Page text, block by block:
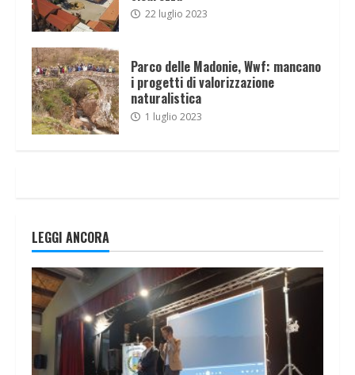
22 luglio 2023
Parco delle Madonie, Wwf: mancano
i progetti di valorizzazione
naturalistica
1 luglio 2023
LEGGI ANCORA